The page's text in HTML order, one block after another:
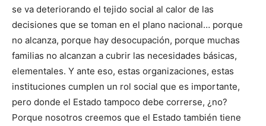
se va deteriorando el tejido social al calor de las
decisiones que se toman en el plano nacional… porque
no alcanza, porque hay desocupación, porque muchas
familias no alcanzan a cubrir las necesidades básicas,
elementales. Y ante eso, estas organizaciones, estas
instituciones cumplen un rol social que es importante,
pero donde el Estado tampoco debe correrse, ¿no?
Porque nosotros creemos que el Estado también tiene